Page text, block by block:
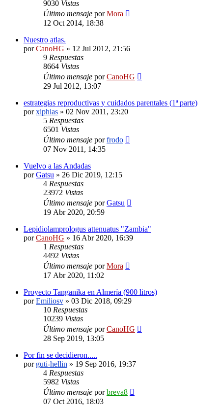
9030 Vistas
Último mensaje porMora
12 Oct 2014, 18:38
Nuestro atlas.
porCanoHG » 12 Jul 2012, 21:56
9 Respuestas
8664 Vistas
Último mensaje porCanoHG
29 Jul 2012, 13:07
estrategias reproductivas y cuidados parentales (1ª parte)
porxiphias » 02 Nov 2011, 23:20
5 Respuestas
6501 Vistas
Último mensaje porfrodo
07 Nov 2011, 14:35
Vuelvo a las Andadas
porGatsu » 26 Dic 2019, 12:15
4 Respuestas
23972 Vistas
Último mensaje porGatsu
19 Abr 2020, 20:59
Lepidiolamprologus attenuatus "Zambia"
porCanoHG » 16 Abr 2020, 16:39
1 Respuestas
4492 Vistas
Último mensaje porMora
17 Abr 2020, 11:02
Proyecto Tanganika en Almería (900 litros)
porEmiliosv » 03 Dic 2018, 09:29
10 Respuestas
10239 Vistas
Último mensaje porCanoHG
28 Sep 2019, 13:05
Por fin se decidieron.....
por guti-hellin » 19 Sep 2016, 19:37
4 Respuestas
5982 Vistas
Último mensaje porbreva8
07 Oct 2016, 18:03